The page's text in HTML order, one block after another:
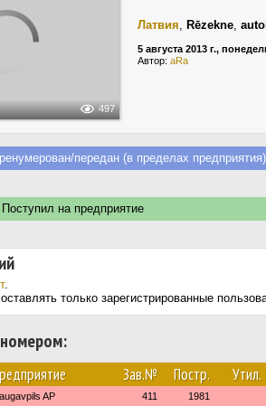
497
Латвия, Rēzekne,
5 августа 2013 г.,
Автор: aRa
передан (в пределах предприятия)
на предприятие
.
только зарегистрированные
Зав.№ Постр. Утил.
AP 411 1981